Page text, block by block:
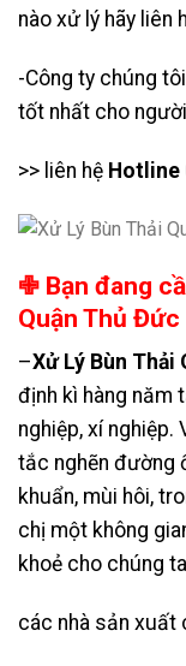
nào xử lý hãy liên
-Công ty chúng
tốt nhất cho
>> liên hệ Hotline
✙ Bạn đang
Quận Thủ Đức
–Xử Lý Bùn Thải
định kì hàng năm
nghiệp, xí nghiệp.
tắc nghẽn đường
khuẩn, mùi hôi,
chị một không
khoẻ cho chúng
các nhà sản xuất